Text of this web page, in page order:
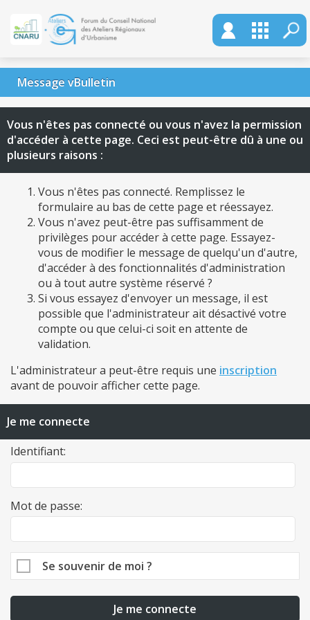
Message vBulletin
Vous n'êtes pas connecté ou vous n'avez la permission
d'accéder à cette page. Ceci est peut-être dû à une ou
plusieurs raisons :
Vous n'êtes pas connecté. Remplissez le
formulaire au bas de cette page et réessayez.
Vous n'avez peut-être pas suffisamment de
privilèges pour accéder à cette page. Essayez-
vous de modifier le message de quelqu'un d'autre,
d'accéder à des fonctionnalités d'administration
ou à tout autre système réservé ?
Si vous essayez d'envoyer un message, il est
possible que l'administrateur ait désactivé votre
compte ou que celui-ci soit en attente de
validation.
L'administrateur a peut-être requis une inscription
avant de pouvoir afficher cette page.
Je me connecte
Identifiant:
Mot de passe:
Se souvenir de moi ?
Je me connecte